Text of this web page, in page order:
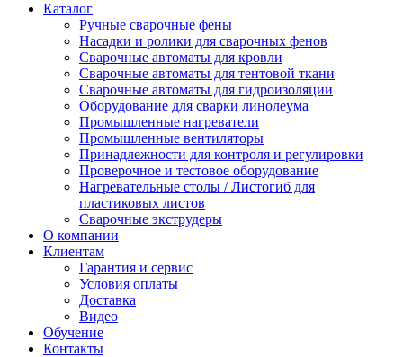
Каталог
Ручные сварочные фены
Насадки и ролики для сварочных фенов
Сварочные автоматы для кровли
Сварочные автоматы для тентовой ткани
Сварочные автоматы для гидроизоляции
Оборудование для сварки линолеума
Промышленные нагреватели
Промышленные вентиляторы
Принадлежности для контроля и регулировки
Проверочное и тестовое оборудование
Нагревательные столы / Листогиб для
пластиковых листов
Сварочные экструдеры
О компании
Клиентам
Гарантия и сервис
Условия оплаты
Доставка
Видео
Обучение
Контакты